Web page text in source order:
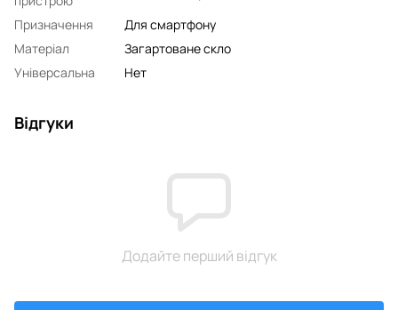
Призначення
Для смартфону
Матеріал
Загартоване скло
Універсальна
Нет
Відгуки
Додайте перший відгук